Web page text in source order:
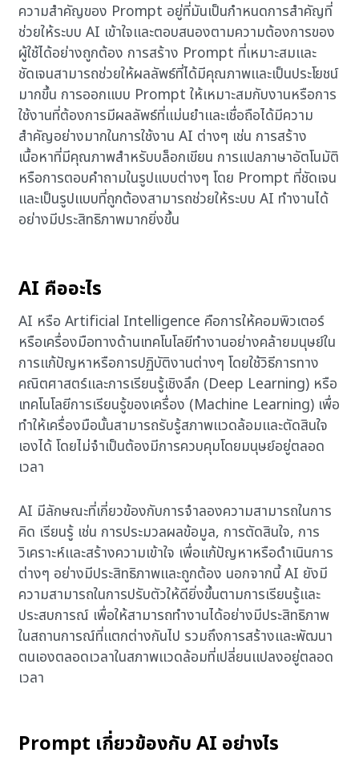
ความสำคัญของ Prompt อยู่ที่มันเป็นกำหนดการสำคัญที่
ช่วยให้ระบบ AI เข้าใจและตอบสนองตามความต้องการของ
ผู้ใช้ได้อย่างถูกต้อง การสร้าง Prompt ที่เหมาะสมและ
ชัดเจนสามารถช่วยให้ผลลัพธ์ที่ได้มีคุณภาพและเป็นประโยชน์
มากขึ้น การออกแบบ Prompt ให้เหมาะสมกับงานหรือการ
ใช้งานที่ต้องการมีผลลัพธ์ที่แม่นยำและเชื่อถือได้มีความ
สำคัญอย่างมากในการใช้งาน AI ต่างๆ เช่น การสร้าง
เนื้อหาที่มีคุณภาพสำหรับบล็อกเขียน การแปลภาษาอัตโนมัติ
หรือการตอบคำถามในรูปแบบต่างๆ โดย Prompt ที่ชัดเจน
และเป็นรูปแบบที่ถูกต้องสามารถช่วยให้ระบบ AI ทำงานได้
อย่างมีประสิทธิภาพมากยิ่งขึ้น
AI คืออะไร
AI หรือ Artificial Intelligence คือการให้คอมพิวเตอร์
หรือเครื่องมือทางด้านเทคโนโลยีทำงานอย่างคล้ายมนุษย์ใน
การแก้ปัญหาหรือการปฏิบัติงานต่างๆ โดยใช้วิธีการทาง
คณิตศาสตร์และการเรียนรู้เชิงลึก (Deep Learning) หรือ
เทคโนโลยีการเรียนรู้ของเครื่อง (Machine Learning) เพื่อ
ทำให้เครื่องมือนั้นสามารถรับรู้สภาพแวดล้อมและตัดสินใจ
เองได้ โดยไม่จำเป็นต้องมีการควบคุมโดยมนุษย์อยู่ตลอด
เวลา
AI มีลักษณะที่เกี่ยวข้องกับการจำลองความสามารถในการ
คิด เรียนรู้ เช่น การประมวลผลข้อมูล, การตัดสินใจ, การ
วิเคราะห์และสร้างความเข้าใจ เพื่อแก้ปัญหาหรือดำเนินการ
ต่างๆ อย่างมีประสิทธิภาพและถูกต้อง นอกจากนี้ AI ยังมี
ความสามารถในการปรับตัวให้ดียิ่งขึ้นตามการเรียนรู้และ
ประสบการณ์ เพื่อให้สามารถทำงานได้อย่างมีประสิทธิภาพ
ในสถานการณ์ที่แตกต่างกันไป รวมถึงการสร้างและพัฒนา
ตนเองตลอดเวลาในสภาพแวดล้อมที่เปลี่ยนแปลงอยู่ตลอด
เวลา
Prompt เกี่ยวข้องกับ AI อย่างไร